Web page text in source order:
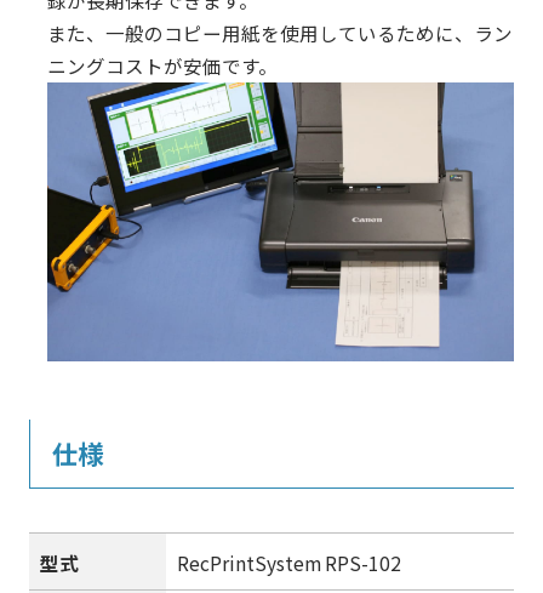
また、一般のコピー用紙を使用しているために、ラン
ニングコストが安価です。
仕様
型式 RecPrintSystem RPS-102